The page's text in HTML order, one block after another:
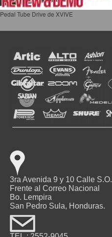
Pedal Tube Drive de XVIVE
3ra Avenida 9 y 10 Calle S.O.
Frente al Correo Nacional
Bo. Lempira
San Pedro Sula, Honduras.